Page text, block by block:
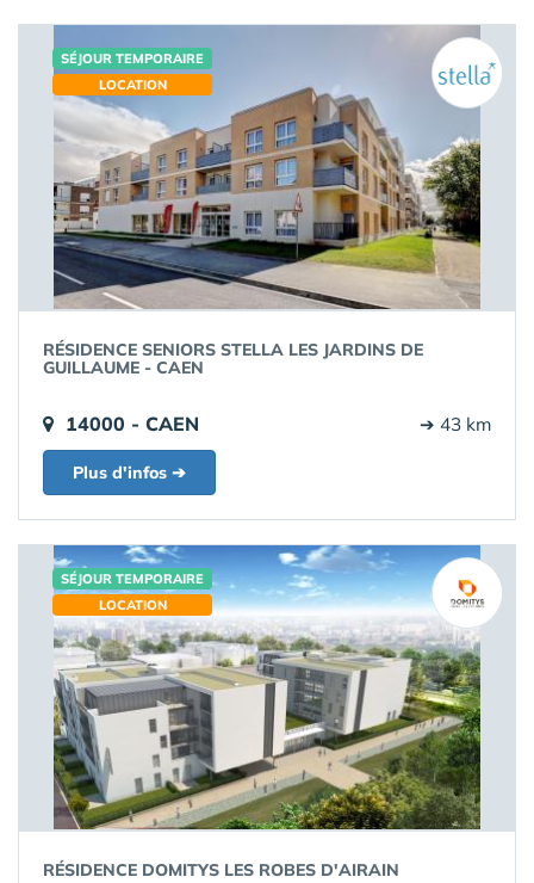
SÉJOUR TEMPORAIRE
LOCATION
RÉSIDENCE SENIORS STELLA LES JARDINS DE
GUILLAUME - CAEN
14000 - CAEN ➔ 43 km
Plus d'infos ➔
SÉJOUR TEMPORAIRE
LOCATION
RÉSIDENCE DOMITYS LES ROBES D'AIRAIN